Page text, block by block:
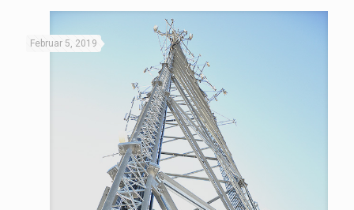
Februar 5, 2019